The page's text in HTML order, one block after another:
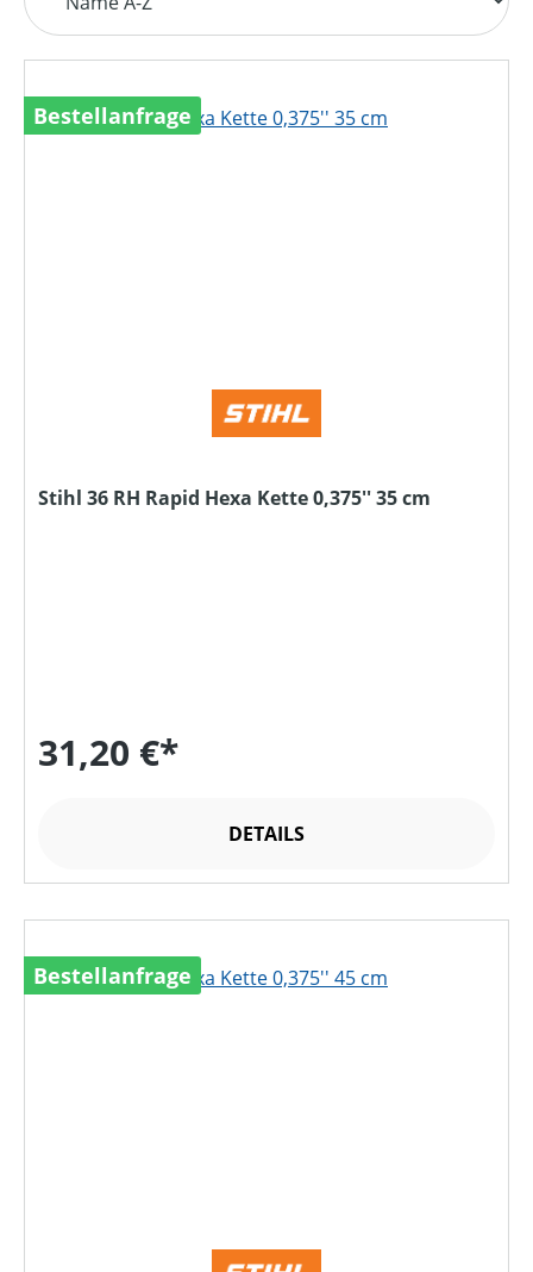
Bestellanfrage
Stihl 36 RH Rapid Hexa Kette 0,375'' 35 cm
31,20 €*
DETAILS
Bestellanfrage